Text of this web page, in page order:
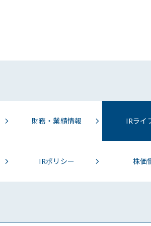
財務・業績情報 IRライ
IRポリシー 株価